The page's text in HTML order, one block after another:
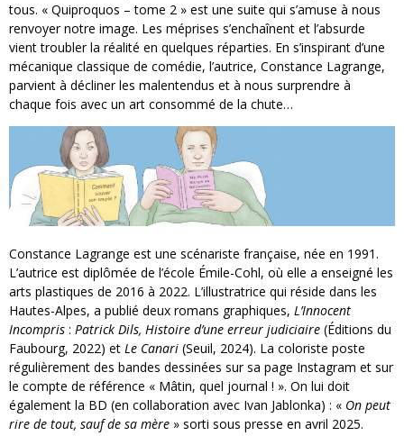
« Damn Them All » - Un duo de Choc !
Yoshi and the mysterious book
tous. « Quiproquos – tome 2 » est une suite qui s’amuse à nous
renvoyer notre image. Les méprises s’enchaînent et l’absurde
vient troubler la réalité en quelques réparties. En s’inspirant d’une
mécanique classique de comédie, l’autrice, Constance Lagrange,
parvient à décliner les malentendus et à nous surprendre à
chaque fois avec un art consommé de la chute…
Constance Lagrange est une scénariste française, née en 1991.
L’autrice est diplômée de l’école Émile-Cohl, où elle a enseigné les
arts plastiques de 2016 à 2022. L’illustratrice qui réside dans les
Hautes-Alpes, a publié deux romans graphiques, L’Innocent
Incompris : Patrick Dils, Histoire d’une erreur judiciaire (Éditions du
Faubourg, 2022) et Le Canari (Seuil, 2024). La coloriste poste
régulièrement des bandes dessinées sur sa page Instagram et sur
le compte de référence « Mâtin, quel journal ! ». On lui doit
également la BD (en collaboration avec Ivan Jablonka) : « On peut
rire de tout, sauf de sa mère » sorti sous presse en avril 2025.